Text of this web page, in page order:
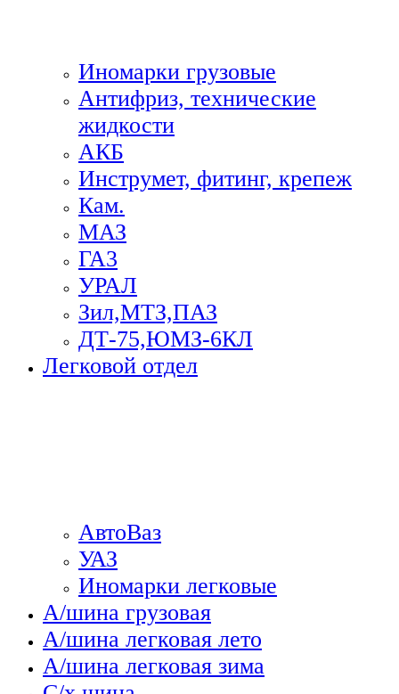
Иномарки грузовые
Антифриз, технические
жидкости
АКБ
Инструмет, фитинг, крепеж
Кам.
МАЗ
ГА3
УРАЛ
Зил,МТЗ,ПАЗ
ДТ-75,ЮМЗ-6КЛ
Легковой отдел
АвтоВаз
УАЗ
Иномарки легковые
А/шина грузовая
А/шина легковая лето
А/шина легковая зима